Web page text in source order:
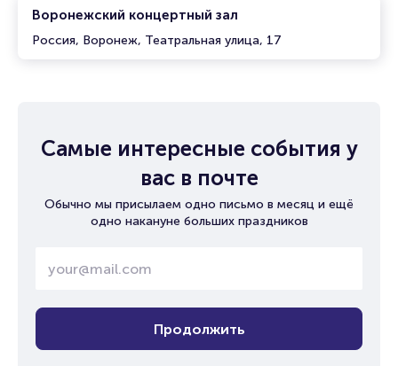
Воронежский концертный зал
Россия, Воронеж, Театральная улица, 17
Самые интересные события у
вас в почте
Обычно мы присылаем одно письмо в месяц и ещё
одно накануне больших праздников
Продолжить